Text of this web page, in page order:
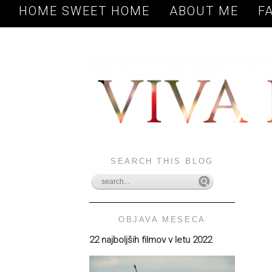
HOME SWEET HOME ABOUT ME
SEARCH THIS BLOG
OBJAVA MESECA
22 najboljših filmov v letu 2022